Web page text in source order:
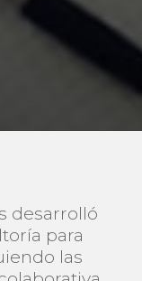
desarrolló
para
las